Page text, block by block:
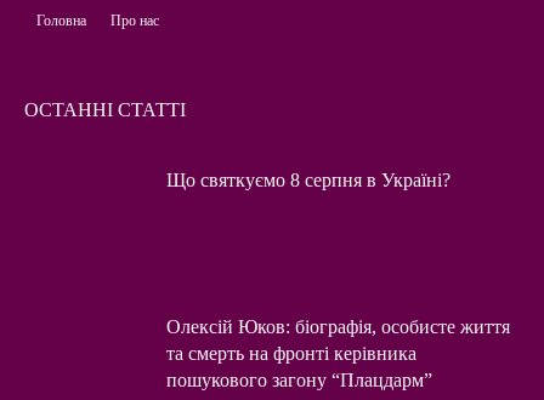
Головна Про нас
ОСТАННІ СТАТТІ
Що святкуємо 8 серпня в Україні?
Олексій Юков: біографія, особисте життя
та смерть на фронті керівника
пошукового загону “Плацдарм”